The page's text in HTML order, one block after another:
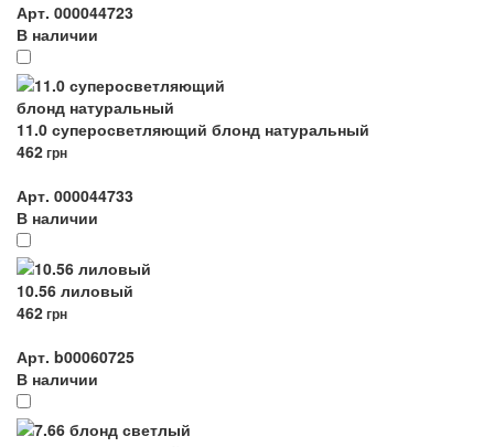
Арт. 000044723
В наличии
11.0 суперосветляющий блонд натуральный
462грн
Арт. 000044733
В наличии
10.56 лиловый
462грн
Арт. b00060725
В наличии